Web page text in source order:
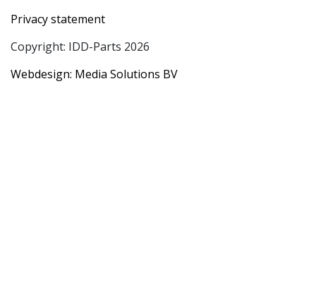
Privacy statement
Copyright: IDD-Parts 2026
Webdesign: Media Solutions BV